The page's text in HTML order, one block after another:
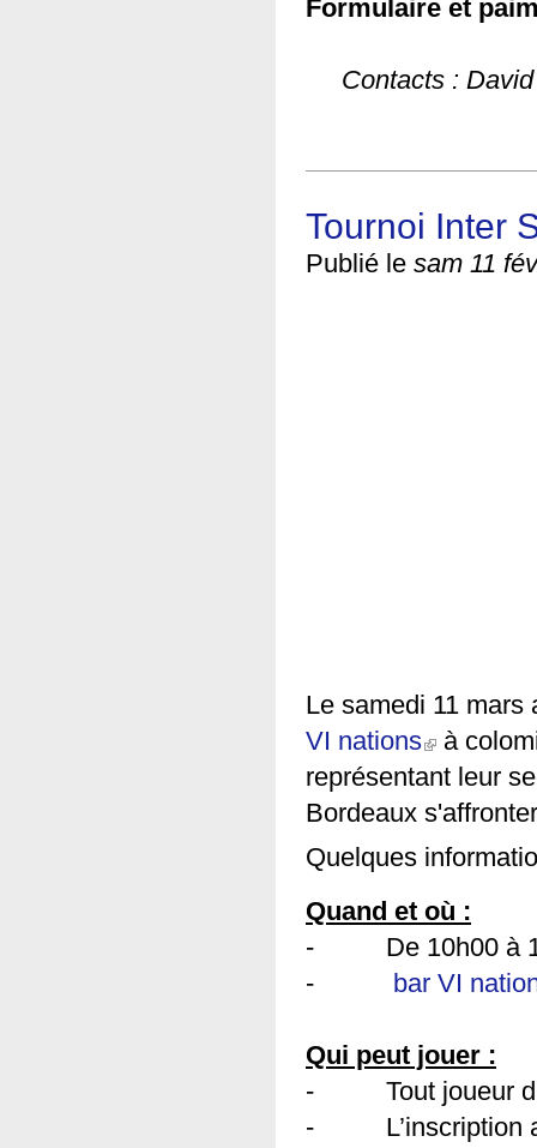
Formulaire et
Contacts :
Tournoi Inter
Publié le sam 11
Le samedi 11
VI nations (link is external)
à
représentant leur
Bordeaux
Quelques
Quand et où :
- De 10h00 à
-
bar VI
Qui peut jouer :
- Tout joueur
- L’inscription